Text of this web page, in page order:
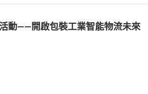
動——開啟包裝工業智能物流未來